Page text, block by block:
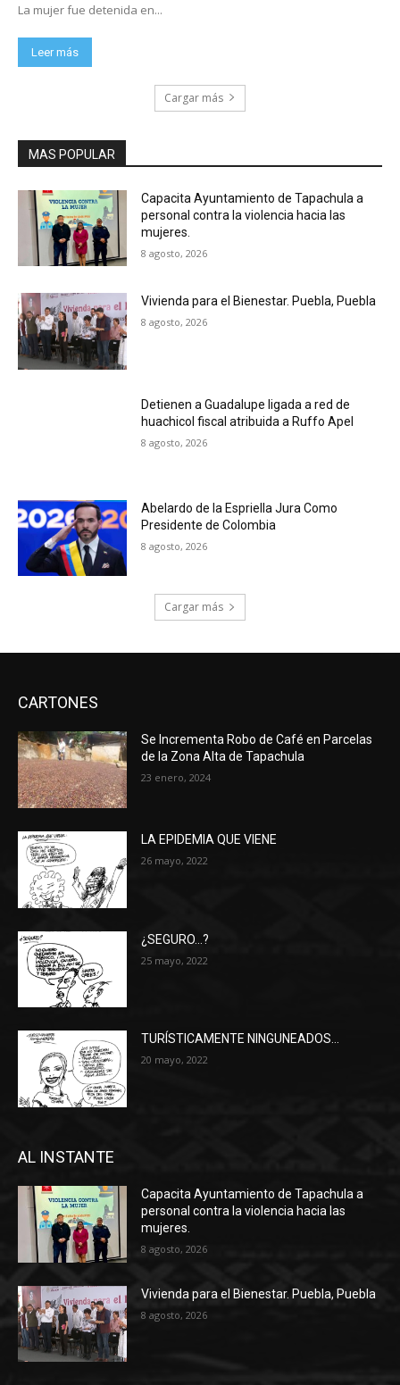
La mujer fue detenida en...
Leer más
Cargar más
MAS POPULAR
Capacita Ayuntamiento de Tapachula a
personal contra la violencia hacia las
mujeres.
8 agosto, 2026
Vivienda para el Bienestar. Puebla, Puebla
8 agosto, 2026
Detienen a Guadalupe ligada a red de
huachicol fiscal atribuida a Ruffo Apel
8 agosto, 2026
Abelardo de la Espriella Jura Como
Presidente de Colombia
8 agosto, 2026
Cargar más
CARTONES
Se Incrementa Robo de Café en Parcelas
de la Zona Alta de Tapachula
23 enero, 2024
LA EPIDEMIA QUE VIENE
26 mayo, 2022
¿SEGURO…?
25 mayo, 2022
TURÍSTICAMENTE NINGUNEADOS…
20 mayo, 2022
AL INSTANTE
Capacita Ayuntamiento de Tapachula a
personal contra la violencia hacia las
mujeres.
8 agosto, 2026
Vivienda para el Bienestar. Puebla, Puebla
8 agosto, 2026